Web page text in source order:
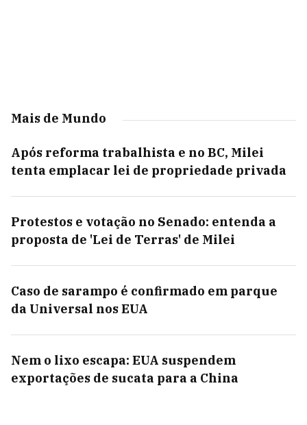
Mais de Mundo
Após reforma trabalhista e no BC, Milei
tenta emplacar lei de propriedade privada
Protestos e votação no Senado: entenda a
proposta de 'Lei de Terras' de Milei
Caso de sarampo é confirmado em parque
da Universal nos EUA
Nem o lixo escapa: EUA suspendem
exportações de sucata para a China